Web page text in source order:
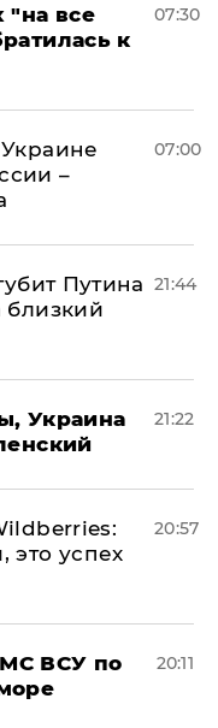
"на все
к
07:30
–
07:00
Путина
близкий
21:44
Украина
21:22
это успех
20:57
ВСУ по
20:11